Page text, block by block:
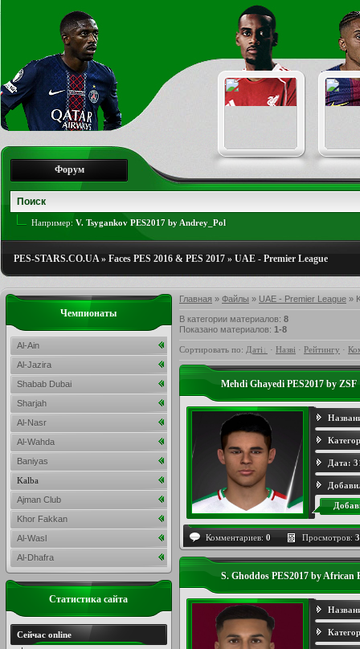
Форум
Например: V. Tsygankov PES2017 by Andrey_Pol
PES-STARS.CO.UA» Faces PES 2016 & PES 2017 » UAE - Premier League
Главная » Файлы » UAE - Premier League »
В категории материалов: 8
Показано материалов: 1-8
Сортировать по: Даті · Назві · Рейтингу ·
Mehdi Ghayedi PES2017 by ZSF
Дата:
Комментариев: 0 Просмотров:
S. Ghoddos PES2017 by African
Чемпионаты
Al-Ain
Al-Jazira
Shabab Dubai
Sharjah
Al-Nasr
Al-Wahda
Baniyas
Kalba
Ajman Club
Khor Fakkan
Al-Wasl
Al-Dhafra
Статистика сайта
Сейчас online